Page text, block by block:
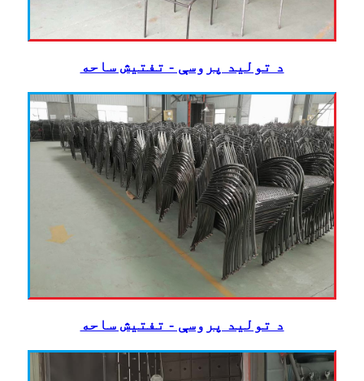
د تولید پروسې - تفتیش ساحه
د تولید پروسې - تفتیش ساحه